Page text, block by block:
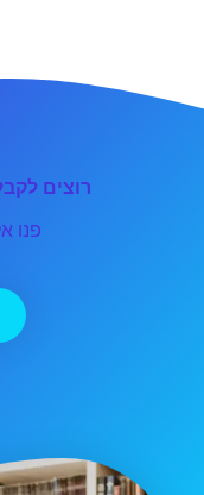
רוצים
פנו